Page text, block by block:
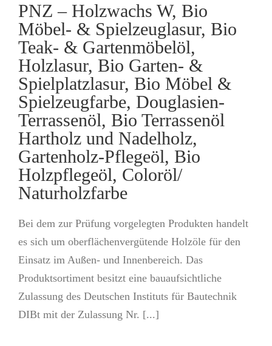
PNZ – Holzwachs W, Bio
Möbel- & Spielzeuglasur, Bio
Teak- & Gartenmöbelöl,
Holzlasur, Bio Garten- &
Spielplatzlasur, Bio Möbel &
Spielzeugfarbe, Douglasien-
Terrassenöl, Bio Terrassenöl
Hartholz und Nadelholz,
Gartenholz-Pflegeöl, Bio
Holzpflegeöl, Coloröl/
Naturholzfarbe
Bei dem zur Prüfung vorgelegten Produkten handelt
es sich um oberflächenvergütende Holzöle für den
Einsatz im Außen- und Innenbereich. Das
Produktsortiment besitzt eine bauaufsichtliche
Zulassung des Deutschen Instituts für Bautechnik
DIBt mit der Zulassung Nr. [...]